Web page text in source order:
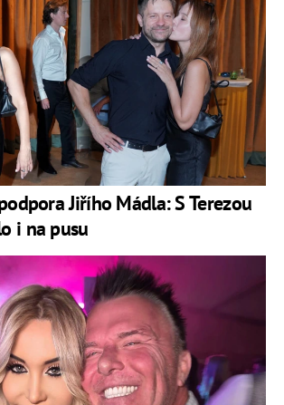
Jiřího Mádla: S Terezou
i na pusu